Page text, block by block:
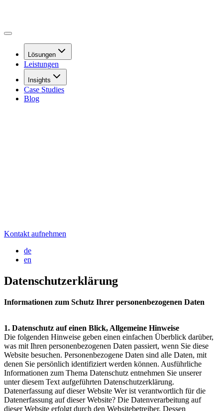
Lösungen
Leistungen
Insights
Case Studies
Blog
Kontakt aufnehmen
de
en
Datenschutzerklärung
Informationen zum Schutz Ihrer personenbezogenen Daten
1. Datenschutz auf einen Blick, Allgemeine Hinweise
Die folgenden Hinweise geben einen einfachen Überblick darüber,
was mit Ihren personenbezogenen Daten passiert, wenn Sie diese
Website besuchen. Personenbezogene Daten sind alle Daten, mit
denen Sie persönlich identifiziert werden können. Ausführliche
Informationen zum Thema Datenschutz entnehmen Sie unserer
unter diesem Text aufgeführten Datenschutzerklärung.
Datenerfassung auf dieser Website Wer ist verantwortlich für die
Datenerfassung auf dieser Website? Die Datenverarbeitung auf
dieser Website erfolgt durch den Websitebetreiber. Dessen